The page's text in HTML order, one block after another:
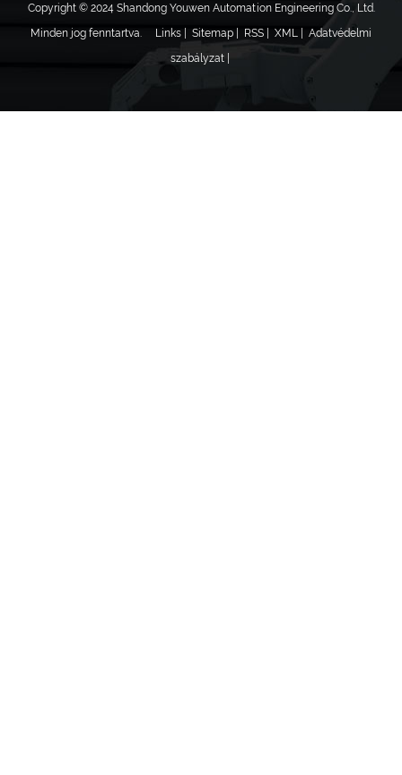
Copyright © 2024 Shandong Youwen Automation Engineering Co., Ltd.
Minden jog fenntartva. Links Sitemap RSS XML
Adatvédelmi
szabályzat|